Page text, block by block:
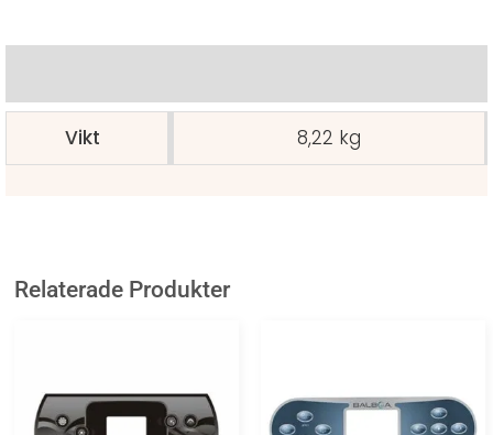
Vikt 8,22 kg
Relaterade Produkter
produkten